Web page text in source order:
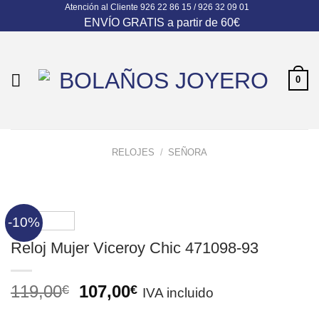
Atención al Cliente 926 22 86 15 / 926 32 09 01
ENVÍO GRATIS a partir de 60€
0
RELOJES / SEÑORA
-10%
Reloj Mujer Viceroy Chic 471098-93
119,00€
El
107,00€ElIVA incluido